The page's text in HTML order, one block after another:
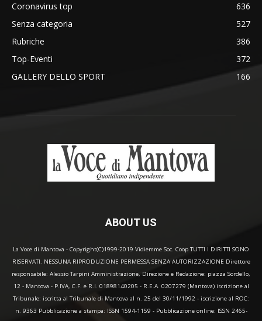
Coronavirus top
636
Senza categoria
527
Rubriche
386
Top-Eventi
372
GALLERY DELLO SPORT
166
ABOUT US
La Voce di Mantova - Copyright(C)1999-2019 Vidiemme Soc. Coop TUTTI I DIRITTI SONO
RISERVATI. NESSUNA RIPRODUZIONE PERMESSA SENZA AUTORIZZAZIONE Direttore
responsabile: Alessio Tarpini Amministrazione, Direzione e Redazione: piazza Sordello,
12 - Mantova - P.IVA, C.F. e R.I. 01898140205 - R.E.A. 0207279 (Mantova) iscrizione al
Tribunale: iscritta al Tribunale di Mantova al n. 25 del 30/11/1992 - iscrizione al ROC:
n. 9363 Pubblicazione a stampa: ISSN 1594-1159 - Pubblicazione online: ISSN 2465-